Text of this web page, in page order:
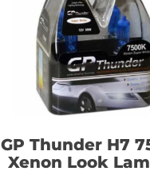
GP Thunder H7
Xenon Look